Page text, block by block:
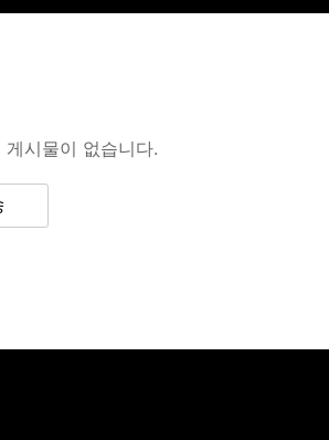
게시물이 없습니다.